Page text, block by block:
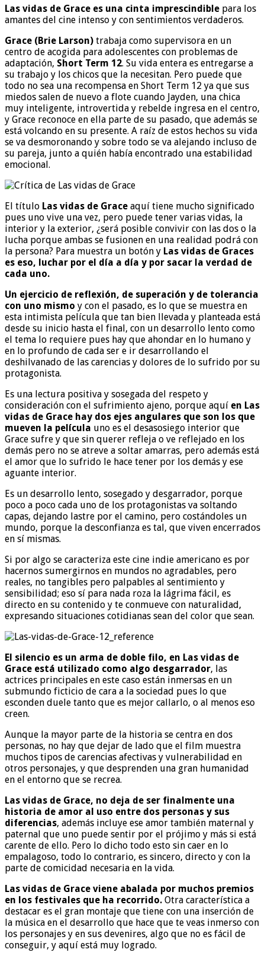
Las vidas de Grace es una cinta imprescindible para los
amantes del cine intenso y con sentimientos verdaderos.
Grace (Brie Larson) trabaja como supervisora en un
centro de acogida para adolescentes con problemas de
adaptación, Short Term 12. Su vida entera es entregarse a
su trabajo y los chicos que la necesitan. Pero puede que
todo no sea una recompensa en Short Term 12 ya que sus
miedos salen de nuevo a flote cuando Jayden, una chica
muy inteligente, introvertida y rebelde ingresa en el centro,
y Grace reconoce en ella parte de su pasado, que además se
está volcando en su presente. A raíz de estos hechos su vida
se va desmoronando y sobre todo se va alejando incluso de
su pareja, junto a quién había encontrado una estabilidad
emocional.
El título Las vidas de Grace aquí tiene mucho significado
pues uno vive una vez, pero puede tener varias vidas, la
interior y la exterior, ¿será posible convivir con las dos o la
lucha porque ambas se fusionen en una realidad podrá con
la persona? Para muestra un botón y Las vidas de Graces
es eso, luchar por el día a día y por sacar la verdad de
cada uno.
Un ejercicio de reflexión, de superación y de tolerancia
con uno mismo y con el pasado, es lo que se muestra en
esta intimista película que tan bien llevada y planteada está
desde su inicio hasta el final, con un desarrollo lento como
el tema lo requiere pues hay que ahondar en lo humano y
en lo profundo de cada ser e ir desarrollando el
deshilvanado de las carencias y dolores de lo sufrido por su
protagonista.
Es una lectura positiva y sosegada del respeto y
consideración con el sufrimiento ajeno, porque aquí en Las
vidas de Grace hay dos ejes angulares que son los que
mueven la película uno es el desasosiego interior que
Grace sufre y que sin querer refleja o ve reflejado en los
demás pero no se atreve a soltar amarras, pero además está
el amor que lo sufrido le hace tener por los demás y ese
aguante interior.
Es un desarrollo lento, sosegado y desgarrador, porque
poco a poco cada uno de los protagonistas va soltando
capas, dejando lastre por el camino, pero costándoles un
mundo, porque la desconfianza es tal, que viven encerrados
en sí mismas.
Si por algo se caracteriza este cine indie americano es por
hacernos sumergirnos en mundos no agradables, pero
reales, no tangibles pero palpables al sentimiento y
sensibilidad; eso sí para nada roza la lágrima fácil, es
directo en su contenido y te conmueve con naturalidad,
expresando situaciones cotidianas sean del color que sean.
El silencio es un arma de doble filo, en Las vidas de
Grace está utilizado como algo desgarrador, las
actrices principales en este caso están inmersas en un
submundo ficticio de cara a la sociedad pues lo que
esconden duele tanto que es mejor callarlo, o al menos eso
creen.
Aunque la mayor parte de la historia se centra en dos
personas, no hay que dejar de lado que el film muestra
muchos tipos de carencias afectivas y vulnerabilidad en
otros personajes, y que desprenden una gran humanidad
en el entorno que se recrea.
Las vidas de Grace, no deja de ser finalmente una
historia de amor al uso entre dos personas y sus
diferencias, además incluye ese amor también maternal y
paternal que uno puede sentir por el prójimo y más si está
carente de ello. Pero lo dicho todo esto sin caer en lo
empalagoso, todo lo contrario, es sincero, directo y con la
parte de comicidad necesaria en la vida.
Las vidas de Grace viene abalada por muchos premios
en los festivales que ha recorrido. Otra característica a
destacar es el gran montaje que tiene con una inserción de
la música en el desarrollo que hace que te veas inmerso con
los personajes y en sus devenires, algo que no es fácil de
conseguir, y aquí está muy logrado.